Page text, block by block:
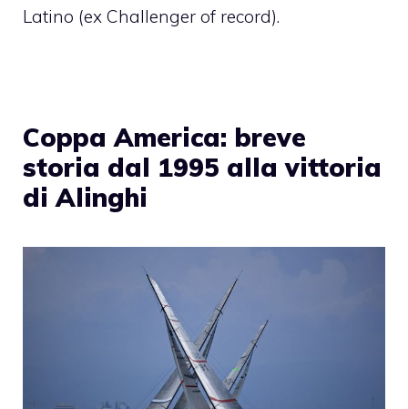
Latino (ex Challenger of record).
Coppa America: breve
storia dal 1995 alla vittoria
di Alinghi